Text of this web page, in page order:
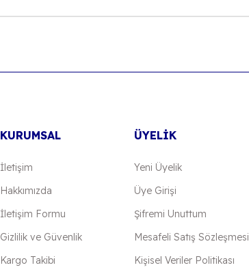
Gönder
KURUMSAL
İletişim
Hakkımızda
İletişim Formu
Gizlilik ve Güvenlik
Kargo Takibi
ÜYELİK
Yeni Üyelik
Üye Girişi
Şifremi Unuttum
Mesafeli Satış Sözleşmesi
Kişisel Veriler Politikası